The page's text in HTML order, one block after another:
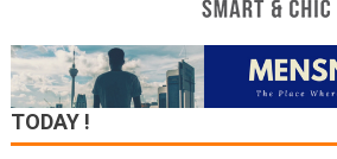
TODAY !